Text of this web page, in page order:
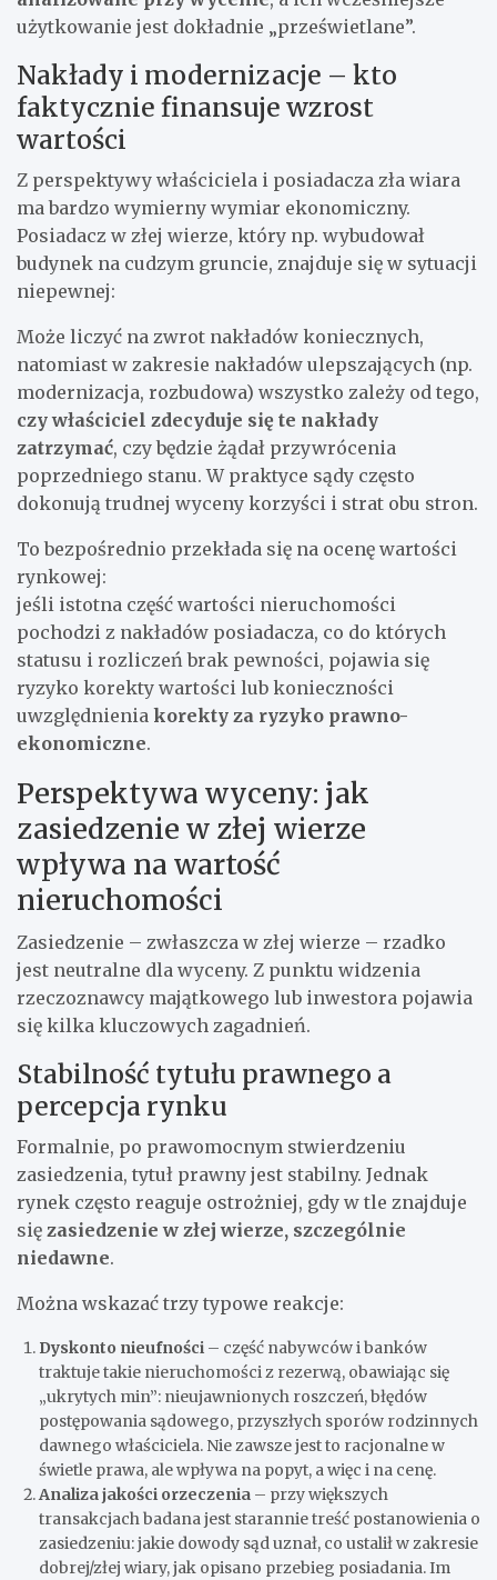
użytkowanie jest dokładnie „prześwietlane”.
Nakłady i modernizacje – kto
faktycznie finansuje wzrost
wartości
Z perspektywy właściciela i posiadacza zła wiara
ma bardzo wymierny wymiar ekonomiczny.
Posiadacz w złej wierze, który np. wybudował
budynek na cudzym gruncie, znajduje się w sytuacji
niepewnej:
Może liczyć na zwrot nakładów koniecznych,
natomiast w zakresie nakładów ulepszających (np.
modernizacja, rozbudowa) wszystko zależy od tego,
czy właściciel zdecyduje się te nakłady
zatrzymać, czy będzie żądał przywrócenia
poprzedniego stanu. W praktyce sądy często
dokonują trudnej wyceny korzyści i strat obu stron.
To bezpośrednio przekłada się na ocenę wartości
rynkowej:
jeśli istotna część wartości nieruchomości
pochodzi z nakładów posiadacza, co do których
statusu i rozliczeń brak pewności, pojawia się
ryzyko korekty wartości lub konieczności
uwzględnienia korekty za ryzyko prawno-
ekonomiczne.
Perspektywa wyceny: jak
zasiedzenie w złej wierze
wpływa na wartość
nieruchomości
Zasiedzenie – zwłaszcza w złej wierze – rzadko
jest neutralne dla wyceny. Z punktu widzenia
rzeczoznawcy majątkowego lub inwestora pojawia
się kilka kluczowych zagadnień.
Stabilność tytułu prawnego a
percepcja rynku
Formalnie, po prawomocnym stwierdzeniu
zasiedzenia, tytuł prawny jest stabilny. Jednak
rynek często reaguje ostrożniej, gdy w tle znajduje
się zasiedzenie w złej wierze, szczególnie
niedawne.
Można wskazać trzy typowe reakcje:
Dyskonto nieufności – część nabywców i banków
traktuje takie nieruchomości z rezerwą, obawiając się
„ukrytych min”: nieujawnionych roszczeń, błędów
postępowania sądowego, przyszłych sporów rodzinnych
dawnego właściciela. Nie zawsze jest to racjonalne w
świetle prawa, ale wpływa na popyt, a więc i na cenę.
Analiza jakości orzeczenia – przy większych
transakcjach badana jest starannie treść postanowienia o
zasiedzeniu: jakie dowody sąd uznał, co ustalił w zakresie
dobrej/złej wiary, jak opisano przebieg posiadania. Im